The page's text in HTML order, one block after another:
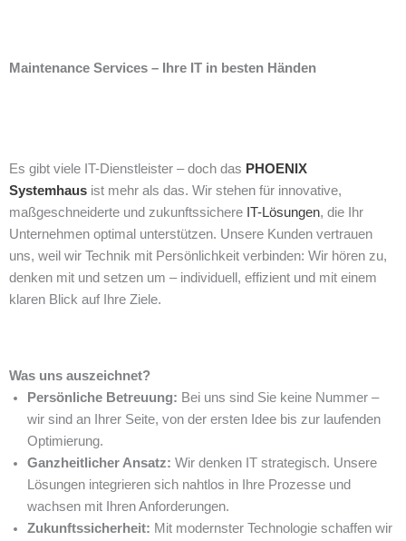
Maintenance Services – Ihre IT in besten Händen
Es gibt viele IT-Dienstleister – doch das PHOENIX
Systemhaus ist mehr als das. Wir stehen für innovative,
maßgeschneiderte und zukunftssichere IT-Lösungen, die Ihr
Unternehmen optimal unterstützen. Unsere Kunden vertrauen
uns, weil wir Technik mit Persönlichkeit verbinden: Wir hören zu,
denken mit und setzen um – individuell, effizient und mit einem
klaren Blick auf Ihre Ziele.
Was uns auszeichnet?
Persönliche Betreuung: Bei uns sind Sie keine Nummer –
wir sind an Ihrer Seite, von der ersten Idee bis zur laufenden
Optimierung.
Ganzheitlicher Ansatz: Wir denken IT strategisch. Unsere
Lösungen integrieren sich nahtlos in Ihre Prozesse und
wachsen mit Ihren Anforderungen.
Zukunftssicherheit: Mit modernster Technologie schaffen wir